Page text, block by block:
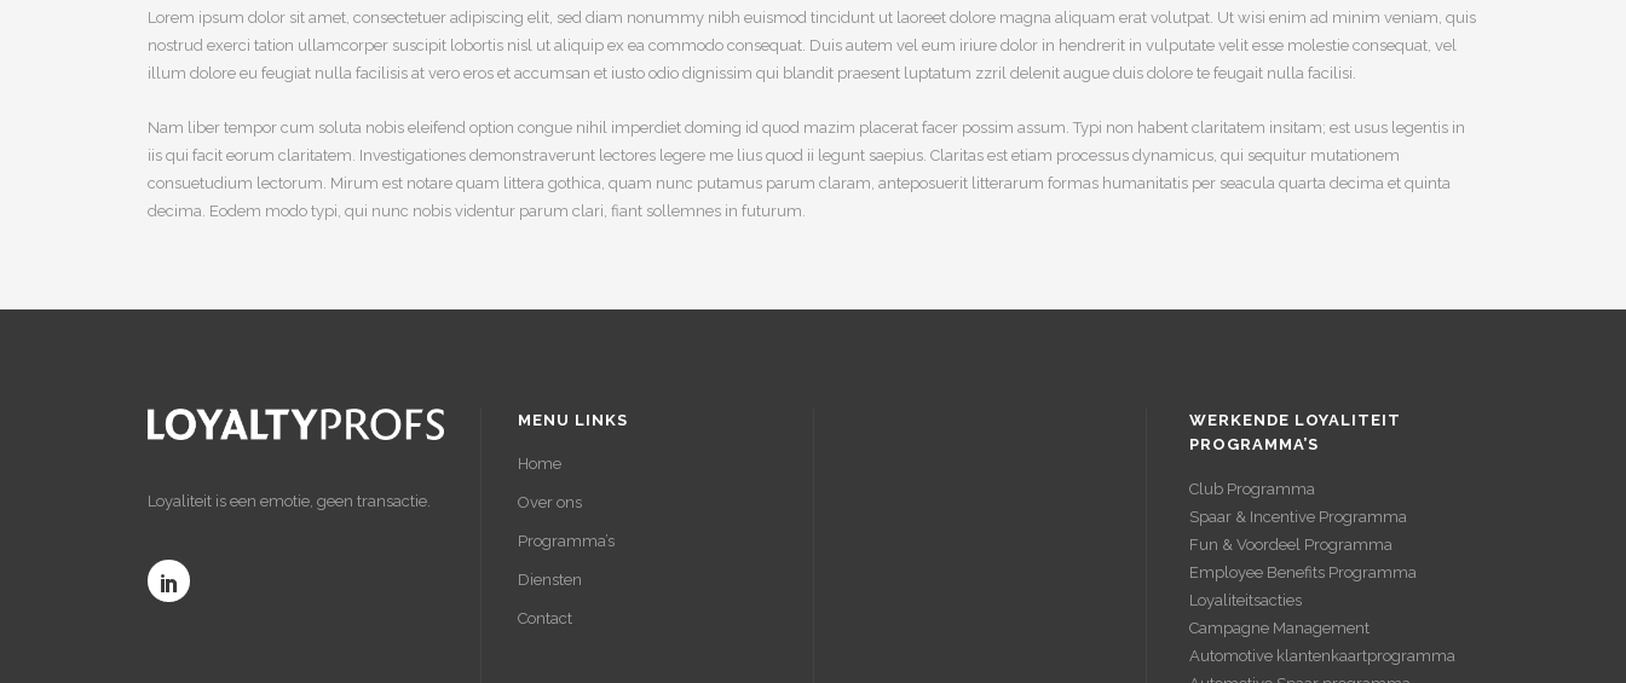
Lorem ipsum dolor sit amet, consectetuer adipiscing elit, sed diam nonummy nibh euismod tincidunt ut laoreet dolore magna aliquam erat volutpat. Ut wisi enim ad minim veniam, quis
nostrud exerci tation ullamcorper suscipit lobortis nisl ut aliquip ex ea commodo consequat. Duis autem vel eum iriure dolor in hendrerit in vulputate velit esse molestie consequat, vel
illum dolore eu feugiat nulla facilisis at vero eros et accumsan et iusto odio dignissim qui blandit praesent luptatum zzril delenit augue duis dolore te feugait nulla facilisi.
Nam liber tempor cum soluta nobis eleifend option congue nihil imperdiet doming id quod mazim placerat facer possim assum. Typi non habent claritatem insitam; est usus legentis in
iis qui facit eorum claritatem. Investigationes demonstraverunt lectores legere me lius quod ii legunt saepius. Claritas est etiam processus dynamicus, qui sequitur mutationem
consuetudium lectorum. Mirum est notare quam littera gothica, quam nunc putamus parum claram, anteposuerit litterarum formas humanitatis per seacula quarta decima et quinta
decima. Eodem modo typi, qui nunc nobis videntur parum clari, fiant sollemnes in futurum.
Loyaliteit is een emotie, geen transactie.
MENU LINKS
Home
Over ons
Programma’s
Diensten
Contact
WERKENDE LOYALITEIT
PROGRAMMA’S
Club Programma
Spaar & Incentive Programma
Fun & Voordeel Programma
Employee Benefits Programma
Loyaliteitsacties
Campagne Management
Automotive klantenkaartprogramma